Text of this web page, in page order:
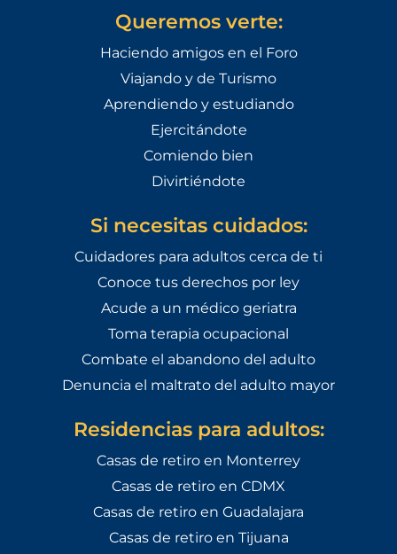
Queremos verte:
Haciendo amigos en el Foro
Viajando y de Turismo
Aprendiendo y estudiando
Ejercitándote
Comiendo bien
Divirtiéndote
Si necesitas cuidados:
Cuidadores para adultos cerca de ti
Conoce tus derechos por ley
Acude a un médico geriatra
Toma terapia ocupacional
Combate el abandono del adulto
Denuncia el maltrato del adulto mayor
Residencias para adultos:
Casas de retiro en Monterrey
Casas de retiro en CDMX
Casas de retiro en Guadalajara
Casas de retiro en Tijuana